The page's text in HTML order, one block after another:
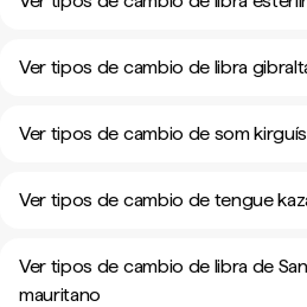
Ver tipos de cambio de libra
Ver tipos de cambio de som
Ver tipos de cambio de tengue
Ver tipos de cambio de libra de
mauritano